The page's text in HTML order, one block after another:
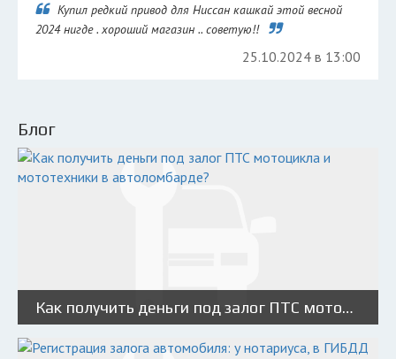
Купил редкий привод для Ниссан кашкай этой весной
2024 нигде . хороший магазин .. советую!!
25.10.2024 в 13:00
Блог
Как получить деньги под залог ПТС мотоцикла и мототехники в автоломбарде?